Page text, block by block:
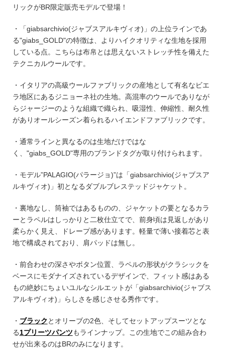
リックがBR限定販売モデルで登場！
・「giabsarchivio(ジャブスアルキヴィオ)」の上位ラインであ
る"giabs_GOLD"の特徴は、よりハイクオリティな生地を採用
している点。こちらは布帛とは思えないストレッチ性を備えた
テクニカルウールです。
・イタリアの高級ウールファブリックの産地として有名なビエ
ラ地区にあるジニョーネ社の生地。高混率のウールでありなが
らジャージーのような組織で織られ、 吸湿性、伸縮性、耐久性
がありオールシーズン着られるハイエンドファブリックです。
・通常ラインと異なるのは生地だけではな
く、 "giabs_GOLD"専用のブランドタグが取り付けられます。
・モデル”PALAGIO(パラージョ)”は 「giabsarchivio(ジャブスア
ルキヴィオ)」初となるダブルブレステッドジャケット。
・裏地なし、筒袖ではあるものの、ジャケットの要となるカラ
ーとラペルはしっかりと二枚仕立てで、前身頃は見返しがあり
柔らかく見え、ドレープ感があります。 軽量で薄い接着芯と表
地で構成されており、肩パッドは無し。
・前合わせの深さやボタン位置、ラペルの形状がクラシックを
ベースにモダナイズされているデザインで、フィット感はある
もの絶妙にちょいユルなシルエットが「giabsarchivio(ジャブス
アルキヴィオ)」らしさを感じさせる秀作です。
・ ブラック とオリーブの2色、そしてセットアップスーツとな
る1プリーツパンツもラインナップ。この生地でこの組み合わ
せが出来るのはBRのみになります。